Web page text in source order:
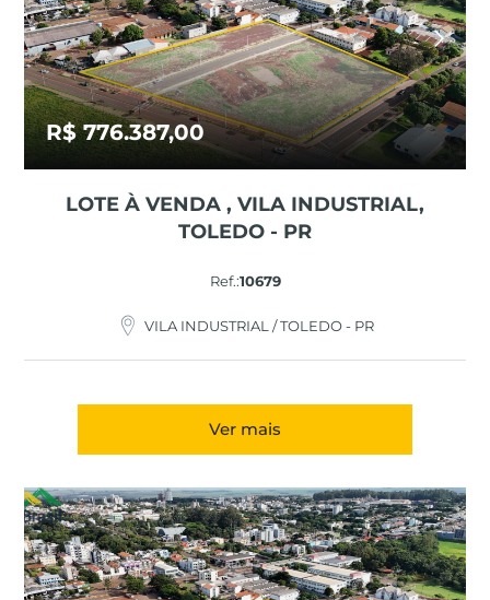
R$ 776.387,00
LOTE À VENDA , VILA INDUSTRIAL,
TOLEDO - PR
Ref.:10679
VILA INDUSTRIAL / TOLEDO - PR
Ver mais